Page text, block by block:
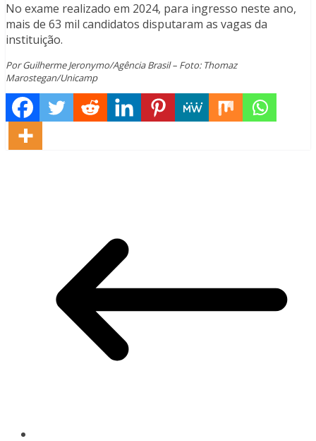
No exame realizado em 2024, para ingresso neste ano,
mais de 63 mil candidatos disputaram as vagas da
instituição.
Por Guilherme Jeronymo/Agência Brasil – Foto: Thomaz
Marostegan/Unicamp